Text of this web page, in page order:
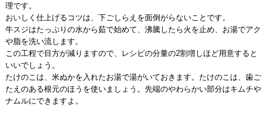
理です。
おいしく仕上げるコツは、下ごしらえを面倒がらないことです。
牛スジはたっぷりの水から茹で始めて、沸騰したら火を止め、お湯でアク
や脂を洗い流します。
この工程で目方が減りますので、レシピの分量の2割増しほど用意すると
いいでしょう。
たけのこは、米ぬかを入れたお湯で湯がいておきます。たけのこは、歯ご
たえのある根元のほうを使いましょう。先端のやわらかい部分はキムチや
ナムルにできますよ。